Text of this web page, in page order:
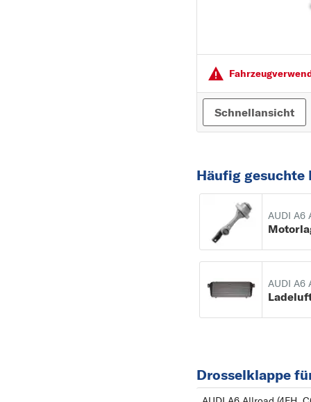
Schnellansicht
Häufig gesuchte
AUDI A6
AUDI A6
Drosselklappe